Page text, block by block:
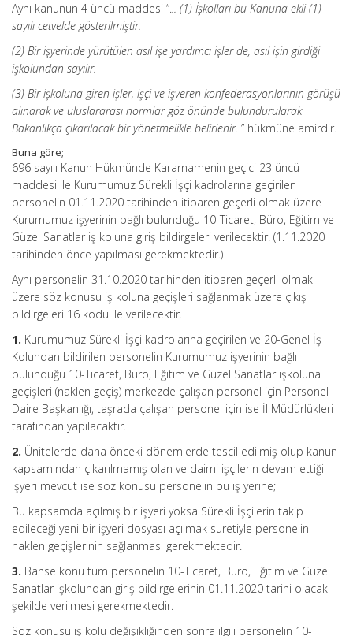
Aynı kanunun 4 üncü maddesi “... (1) İşkolları bu Kanuna ekli (1)
sayılı cetvelde gösterilmiştir.
(2) Bir işyerinde yürütülen asıl işe yardımcı işler de, asıl işin girdiği
işkolundan sayılır.
(3) Bir işkoluna giren işler, işçi ve işveren konfederasyonlarının görüşü
alınarak ve uluslararası normlar göz önünde bulundurularak
Bakanlıkça çıkarılacak bir yönetmelikle belirlenir. ” hükmüne amirdir.
Buna göre;
696 sayılı Kanun Hükmünde Kararnamenin geçici 23 üncü
maddesi ile Kurumumuz Sürekli İşçi kadrolarına geçirilen
personelin 01.11.2020 tarihinden itibaren geçerli olmak üzere
Kurumumuz işyerinin bağlı bulunduğu 10-Ticaret, Büro, Eğitim ve
Güzel Sanatlar iş koluna giriş bildirgeleri verilecektir. (1.11.2020
tarihinden önce yapılması gerekmektedir.)
Aynı personelin 31.10.2020 tarihinden itibaren geçerli olmak
üzere söz konusu iş koluna geçişleri sağlanmak üzere çıkış
bildirgeleri 16 kodu ile verilecektir.
1. Kurumumuz Sürekli İşçi kadrolarına geçirilen ve 20-Genel İş
Kolundan bildirilen personelin Kurumumuz işyerinin bağlı
bulunduğu 10-Ticaret, Büro, Eğitim ve Güzel Sanatlar işkoluna
geçişleri (naklen geçiş) merkezde çalışan personel için Personel
Daire Başkanlığı, taşrada çalışan personel için ise İl Müdürlükleri
tarafından yapılacaktır.
2. Ünitelerde daha önceki dönemlerde tescil edilmiş olup kanun
kapsamından çıkarılmamış olan ve daimi işçilerin devam ettiği
işyeri mevcut ise söz konusu personelin bu iş yerine;
Bu kapsamda açılmış bir işyeri yoksa Sürekli İşçilerin takip
edileceği yeni bir işyeri dosyası açılmak suretiyle personelin
naklen geçişlerinin sağlanması gerekmektedir.
3. Bahse konu tüm personelin 10-Ticaret, Büro, Eğitim ve Güzel
Sanatlar işkolundan giriş bildirgelerinin 01.11.2020 tarihi olacak
şekilde verilmesi gerekmektedir.
Söz konusu iş kolu değişikliğinden sonra ilgili personelin 10-